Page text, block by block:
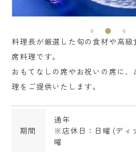
料理長が厳選した旬の食材や高
席料理です。
おもてなしの席やお祝いの席に
理をご提供いたします。
期間
通年
※店休日：日曜 (ディ
曜